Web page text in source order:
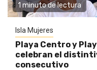
1 minuto de lectura
Isla Mujeres
Playa Centro y
celebran el
consecutivo